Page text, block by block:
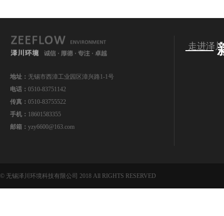
——
地址： 无锡市西漳工业园区漳兴路1-1号
电话： 0510-83751142
传真： 0510-83755522
手机： 18601583355
邮箱： yzy6600@163.com
走进泽川
© 无锡泽川环境科技有限公司 2018 All RIGHTS RESERVED